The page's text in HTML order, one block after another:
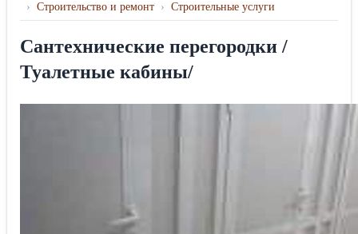
› Строительство и ремонт › Строительные услуги
Сантехнические перегородки /
Туалетные кабины/